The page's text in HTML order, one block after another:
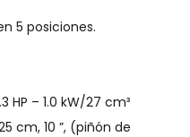
5 posiciones.
HP – 1.0 kW/27 cm³
cm, 10 ”, (piñón de